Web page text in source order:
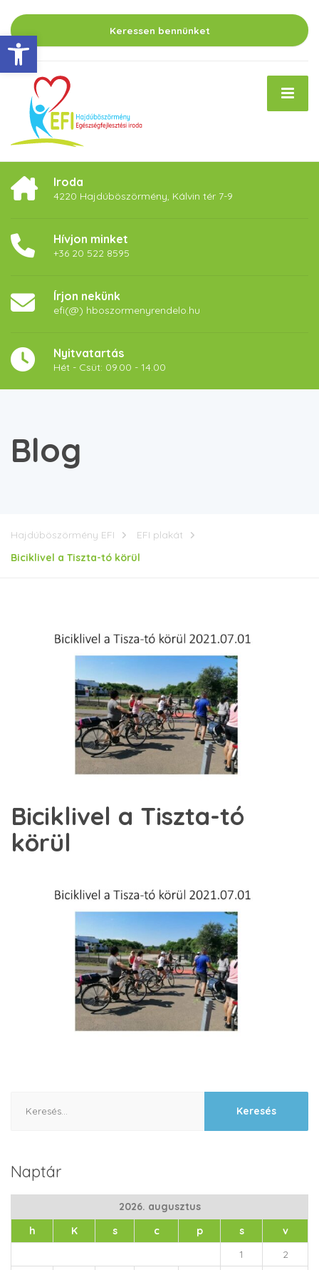
Eszköztár megnyitása
Keressen bennünket
Iroda
4220 Hajdúböszörmény, Kálvin tér 7-9
Hívjon minket
+36 20 522 8595
Írjon nekünk
efi(@) hboszormenyrendelo.hu
Nyitvatartás
Hét - Csüt: 09.00 - 14.00
Blog
Hajdúböszörmény EFI
EFI plakát
Biciklivel a Tiszta-tó körül
Biciklivel a Tiszta-tó
körül
Naptár
2026. augusztus
h
K s c p s
v
1
2